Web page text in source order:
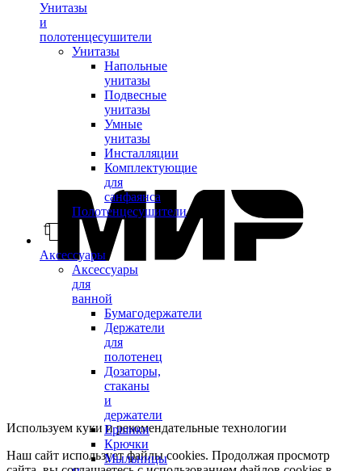
Унитазы
и
полотенцесушители
Унитазы
Напольные
унитазы
Подвесные
унитазы
Умные
унитазы
Инсталляции
Комплектующие
для
санфаянса
Полотенцесушители
Аксессуары
Аксессуары
для
ванной
Бумагодержатели
Держатели
для
полотенец
Дозаторы,
стаканы
и
держатели
Ершики
Крючки
Мыльницы
Используем куки и рекомендательные технологии
Наш сайт использует файлы cookies. Продолжая просмотр